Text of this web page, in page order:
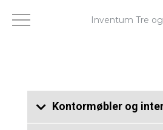
Kontormøbler og
Inventum Tre